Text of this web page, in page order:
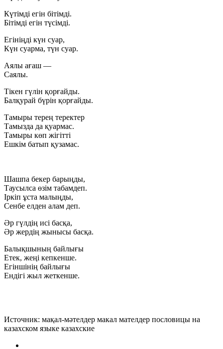
Күтімді егін бітімді.
Бітімді егін түсімді.
Егініңді күн суар,
Күн суарма, түн суар.
Аялы ағаш —
Саялы.
Тікен гүлін қорғайды.
Балқурай бүрін қорғайды.
Тамыры терең теректер
Тамызда да қуармас.
Тамыры көп жігітті
Ешкім батып қузамас.
Шашпа бекер барыңды,
Таусылса өзім табамдеп.
Іркіп ұста малыңды,
Сенбе елден алам деп.
Әр гүлдің исі басқа,
Әр жердің жынысы басқа.
Балықшының байлығы
Етек, жеңі кепкенше.
Егіншінің байлығы
Ендігі жыл жеткенше.
Источник: мақал-мәтелдер макал мателдер пословицы на
казахском языке казахские